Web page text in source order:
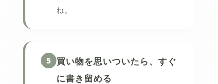
ね。
5
買い物を思いついたら、すぐ
に書き留める